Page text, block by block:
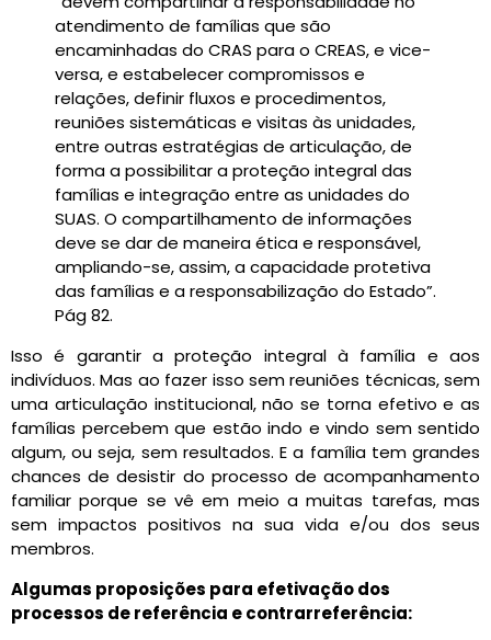
atendimento de famílias que são
encaminhadas do CRAS para o CREAS, e vice-
versa, e estabelecer compromissos e
relações, definir fluxos e procedimentos,
reuniões sistemáticas e visitas às unidades,
entre outras estratégias de articulação, de
forma a possibilitar a proteção integral das
famílias e integração entre as unidades do
SUAS. O compartilhamento de informações
deve se dar de maneira ética e responsável,
ampliando-se, assim, a capacidade protetiva
das famílias e a responsabilização do Estado”.
Pág 82.
Isso é garantir a proteção integral à família e aos
indivíduos. Mas ao fazer isso sem reuniões técnicas, sem
uma articulação institucional, não se torna efetivo e as
famílias percebem que estão indo e vindo sem sentido
algum, ou seja, sem resultados. E a família tem grandes
chances de desistir do processo de acompanhamento
familiar porque se vê em meio a muitas tarefas, mas
sem impactos positivos na sua vida e/ou dos seus
membros.
Algumas proposições para efetivação dos
processos de referência e contrarreferência: